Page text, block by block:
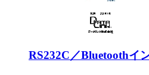
RS232C／Bluetoothイ